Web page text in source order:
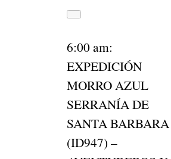
6:00 am:
EXPEDICIÓN
MORRO AZUL
SERRANÍA DE
SANTA BARBARA
(ID947) –